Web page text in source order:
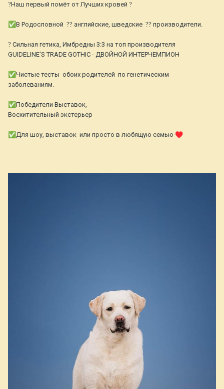
?Наш первый помёт от Лучших кровей ?
✅В Родословной ?? английские, шведские ?? производители.
? Сильная гетика, Имбредны 3:3 на топ производителя
GUIDELINE'S TRADE GOTHIC - ДВОЙНОЙ ИНТЕРЧЕМПИОН
✅Чистые тесты обоих родителей по генетическим
заболеваниям.
✅Победители Выставок,
Восхитительный экстерьер
✅Для шоу, выставок или просто в любящую семью ♥️